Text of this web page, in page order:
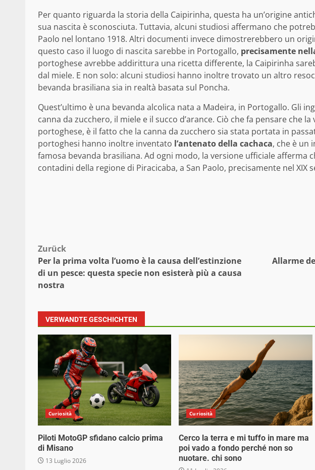
Per quanto riguarda la storia della Caipirinha, questa ha un’origine
sua nascita è sconosciuta. Tuttavia, alcuni studiosi affermano che
Paolo nel lontano 1918. Altri documenti invece dimostrerebbero un
questo caso il luogo di nascita sarebbe in Portogallo, precisamente
portoghese avrebbe addirittura una ricetta differente, la Caipirinha
dal miele. E non solo: alcuni studiosi hanno inoltre trovato un altro
bevanda brasiliana sia in realtà basata sul Poncha.
Quest’ultimo è una bevanda alcolica nata a Madeira, in Portogallo. Gli
canna da zucchero, il miele e il succo d’arance. Ciò che fa pensare che
portoghese, è il fatto che la canna da zucchero sia stata portata in
portoghesi hanno inoltre inventato l’antenato della cachaca, che è un
famosa bevanda brasiliana. Ad ogni modo, la versione ufficiale afferma
contadini della regione di Piracicaba, a San Paolo, precisamente nel XIX
Beitragsnavigation
Zurück
Per la prima volta l’uomo è la causa dell’estinzione
di un pesce: questa specie non esisterà più a causa
nostra
Allarme
VERWANDTE GESCHICHTEN
Curiosità
Piloti MotoGP sfidano calcio prima
di Misano
13 Luglio 2026
Curiosità
Cerco la terra e mi tuffo in mare ma
poi vado a fondo perché non so
nuotare. chi sono